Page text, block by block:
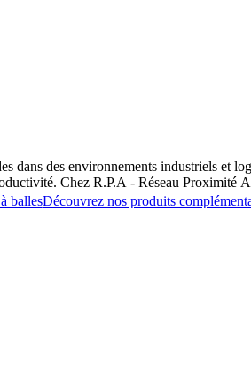
dans des environnements industriels et
Chez R.P.A - Réseau
aux exigences variées des
en continu, garantissant une efficacité
de systèmes de sécurité avancés, tels
à la fois les opérateurs et les
ballesDécouvrez nos produits